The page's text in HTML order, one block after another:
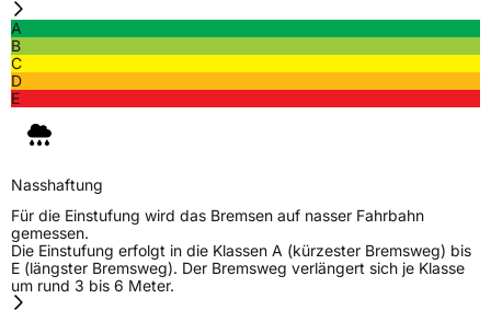
A
B
C
D
E
Nasshaftung
Für die Einstufung wird das Bremsen auf nasser Fahrbahn
gemessen.
Die Einstufung erfolgt in die Klassen A (kürzester Bremsweg) bis
E (längster Bremsweg). Der Bremsweg verlängert sich je Klasse
um rund 3 bis 6 Meter.